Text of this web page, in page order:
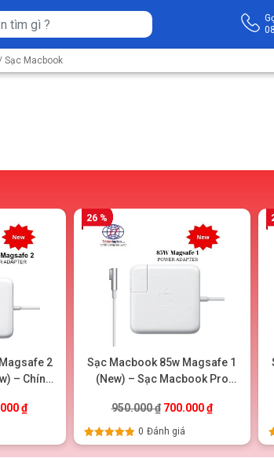
Sạc Macbook
2
– Chính
là: 950.000 ₫.
₫Giá hiện tại là: 700.000 ₫.
26 %
Sạc Macbook 85w Magsafe 1
(New) – Sạc Macbook Pro
950.000₫ Giá gốc là: 950.000 ₫.
700.000₫Giá hiện tại
Được xếp
0 Đánh giá